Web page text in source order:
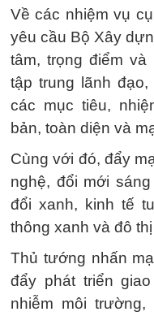
Về các nhiệm vụ
yêu cầu Bộ Xây
tâm, trọng điểm
tập trung lãnh
các mục tiêu,
bản, toàn diện và
Cùng với đó, đẩy
nghệ, đổi mới
đổi xanh, kinh tế
thông xanh và đô
Thủ tướng nhấn
đẩy phát triển
nhiễm môi